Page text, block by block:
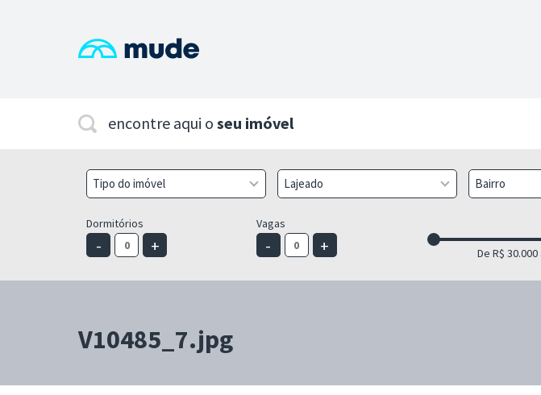
encontre aqui o seu imóvel
Tipo do imóvel Lajeado Bairro
Dormitórios
- +
Vagas
- +
V10485_7.jpg